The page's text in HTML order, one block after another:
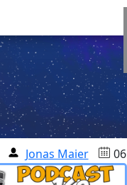
Jonas Maier